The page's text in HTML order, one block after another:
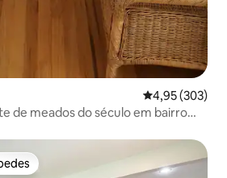
4,95 de uma
4,95 (303)
de meados do século em bairro
dos hóspedes